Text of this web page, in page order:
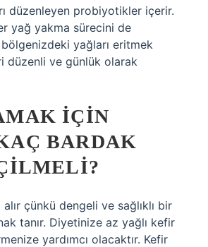
düzenleyen probiyotikler içerir.
yağ yakma sürecini de
bölgenizdeki yağları eritmek
düzenli ve günlük olarak
IÇIN
BARDAK
çünkü dengeli ve sağlıklı bir
tanır. Diyetinize az yağlı kefir
yardımcı olacaktır. Kefir